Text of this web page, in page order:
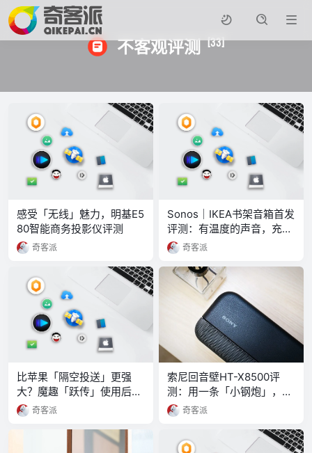
不客观评测 [33]
感受「无线」魅力，明基E5
80智能商务投影仪评测
奇客派
Sonos｜IKEA书架音箱首发
评测：有温度的声音，充盈
家居空间
奇客派
比苹果「隔空投送」更强
大？魔趣「跃传」使用后有
感 奇客派
索尼回音壁HT-X8500评
测：用一条「小钢炮」，造
一场「大环绕」
奇客派